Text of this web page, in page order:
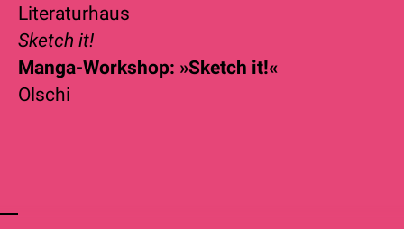
Literaturhaus
Sketch it!
Manga-Workshop: »Sketch it!«
Olschi